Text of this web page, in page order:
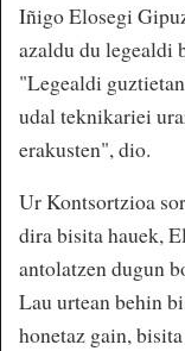
Iñigo Elosegi
azaldu du legealdi
"Legealdi
udal teknikariei
erakusten", dio.
Ur Kontsortzioa
dira bisita hauek,
antolatzen dugun
Lau urtean behin
honetaz gain,